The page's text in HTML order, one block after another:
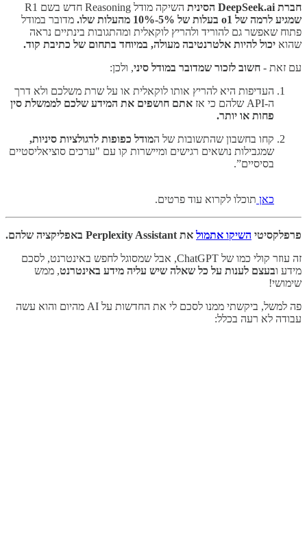
חברת DeepSeek.ai הסינית
השיקה מודל Reasoning חדש בשם R1
שמגיע לרמה של o1 בעלות של 5%-10% מהעלות שלו.
מדובר במודל
פתוח שאפשר גם להוריד ולהריץ לוקאלית ומהתגובות בינתיים נראה
שהוא יכול להיות אלטרנטיבה מעולה, במיוחד בתחום של כתיבת קוד.
עם זאת - חשוב לזכור שמדובר במודל סיני, ולכן:
העדיפות היא להריץ אותו לוקאלית או על שרת משלכם ולא דרך
ה-API שלהם כי אז
אתם חושפים את המידע שלכם לממשלת סין
פחות או יותר.
קחו בחשבון שהתשובות של המודל כפופות לרגולציות סיניות,
שמגבילות נושאים רגישים ומיישרות קו עם "ערכים סוציאליסטיים
בסיסיים”.
כאן תוכלו לקרוא עוד פרטים.
פרפלקסיטי השיקו אתמול את Perplexity Assistant באפליקציה שלהם.
זה עוזר קולי כמו של ChatGPT, אבל שמסוגל לחפש באינטרנט, לסכם
מידע ובעצם לענות על כל שאלה שיש עליה מידע באינטרנט, ממש
שימושי!
פה למשל, ביקשתי ממנו לסכם לי את החדשות על AI מהיום והוא עשה
עבודה לא רעה בכלל: